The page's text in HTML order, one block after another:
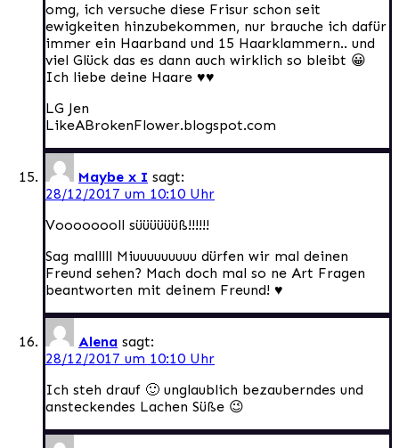
omg, ich versuche diese Frisur schon seit
ewigkeiten hinzubekommen, nur brauche ich dafür
immer ein Haarband und 15 Haarklammern.. und
viel Glück das es dann auch wirklich so bleibt 😀
Ich liebe deine Haare ♥♥
LG Jen
LikeABrokenFlower.blogspot.com
Maybe x I sagt:
28/12/2017 um 10:10 Uhr
Voooooooll süüüüüüß!!!!!!
Sag malllll Miuuuuuuuuu dürfen wir mal deinen
Freund sehen? Mach doch mal so ne Art Fragen
beantworten mit deinem Freund! ♥
Alena sagt:
28/12/2017 um 10:10 Uhr
Ich steh drauf 🙂 unglaublich bezauberndes und
ansteckendes Lachen Süße 😉